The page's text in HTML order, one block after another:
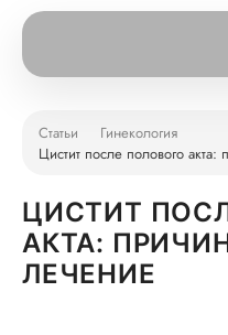
Статьи
Гинекология
Цистит после полового
ЦИСТИТ
АКТА:
ЛЕЧЕНИЕ